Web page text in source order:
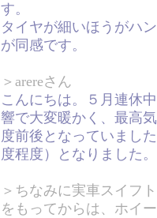
す。
タイヤが細いほうがハ
が同感です。
＞arereさん
こんにちは。５月連休
響で大変暖かく、最高
度前後となっていまし
度程度）となりました。
＞ちなみに実車スイフ
をもってからは、ホイ